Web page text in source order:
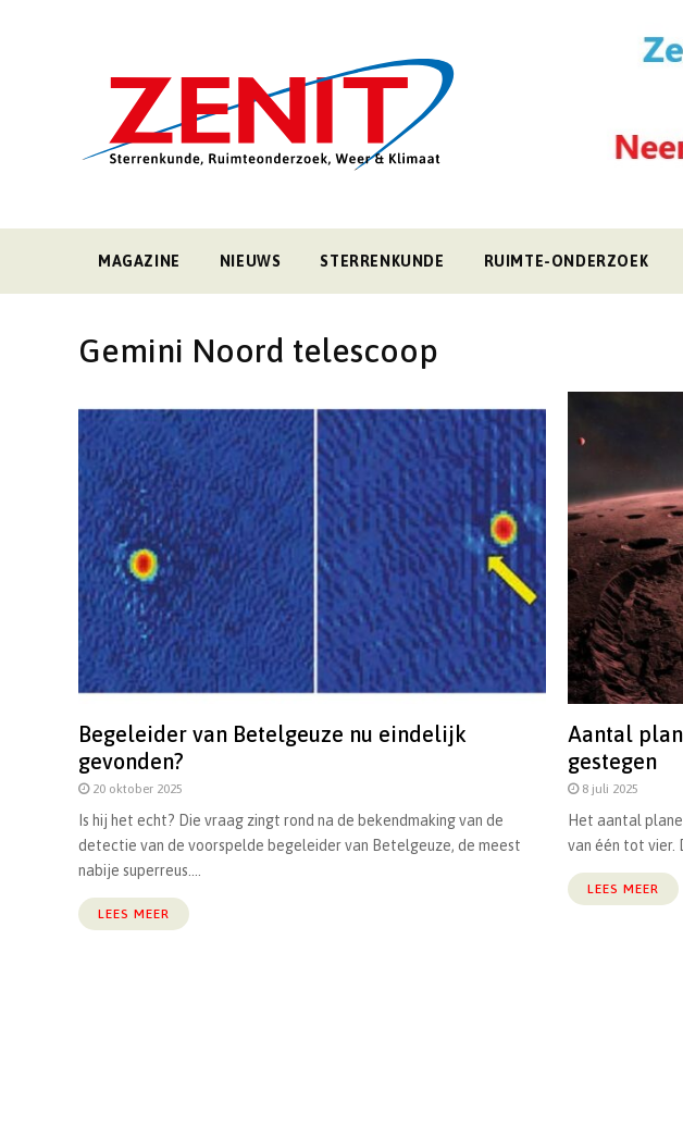
MAGAZINE NIEUWS STERRENKUNDE RUIMTE-ONDERZOEK
Gemini Noord telescoop
Begeleider van Betelgeuze nu eindelijk
gevonden?
20 oktober 2025
Is hij het echt? Die vraag zingt rond na de bekendmaking van de
detectie van de voorspelde begeleider van Betelgeuze, de meest
nabije superreus....
LEES MEER
Aantal
gestegen
8 juli 2025
Het aantal
van één tot vier.
LEES MEER